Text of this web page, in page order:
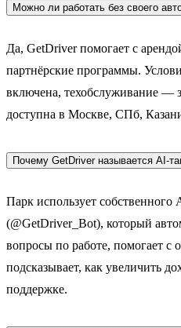
Можно ли работать без своего
Да, GetDriver помогает с
партнёрские программы.
включена, техобслуживание —
доступна в Москве, СПб,
Почему GetDriver называется AI-
Парк использует собственного
(@GetDriver_Bot), который
вопросы по работе, помогает
подсказывает, как увеличить
поддержке.